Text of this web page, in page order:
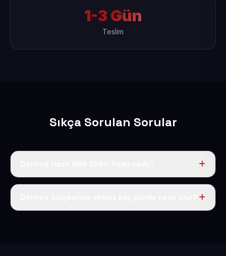
1-3 Gün
Teslim
Sıkça Sorulan Sorular
Tek fiyat uygulanır: yıllık 50 USD + KDV. Bu bedele alan